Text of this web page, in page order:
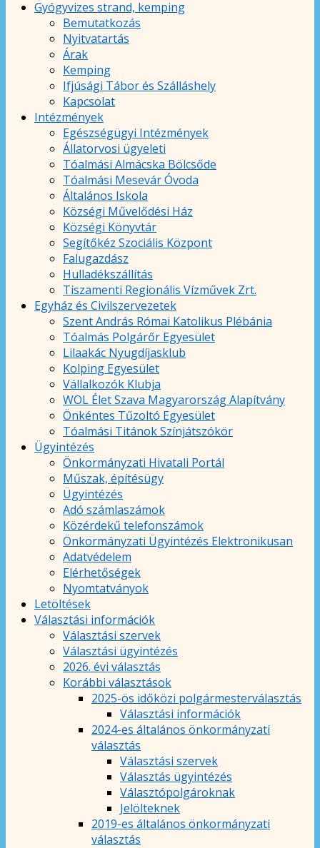
Gyógyvizes strand, kemping
Bemutatkozás
Nyitvatartás
Árak
Kemping
Ifjúsági Tábor és Szálláshely
Kapcsolat
Intézmények
Egészségügyi Intézmények
Állatorvosi ügyeleti
Tóalmási Almácska Bölcsőde
Tóalmási Mesevár Óvoda
Általános Iskola
Községi Művelődési Ház
Községi Könyvtár
Segítőkéz Szociális Központ
Falugazdász
Hulladékszállítás
Tiszamenti Regionális Vízművek Zrt.
Egyház és Civilszervezetek
Szent András Római Katolikus Plébánia
Tóalmás Polgárőr Egyesület
Lilaakác Nyugdíjasklub
Kolping Egyesület
Vállalkozók Klubja
WOL Élet Szava Magyarország Alapítvány
Önkéntes Tűzoltó Egyesület
Tóalmási Titánok Színjátszókör
Ügyintézés
Önkormányzati Hivatali Portál
Műszak, építésügy
Ügyintézés
Adó számlaszámok
Közérdekű telefonszámok
Önkormányzati Ügyintézés Elektronikusan
Adatvédelem
Elérhetőségek
Nyomtatványok
Letöltések
Választási információk
Választási szervek
Választási ügyintézés
2026. évi választás
Korábbi választások
2025-ös időközi polgármesterválasztás
Választási információk
2024-es általános önkormányzati
választás
Választási szervek
Választás ügyintézés
Választópolgároknak
Jelölteknek
2019-es általános önkormányzati
választás